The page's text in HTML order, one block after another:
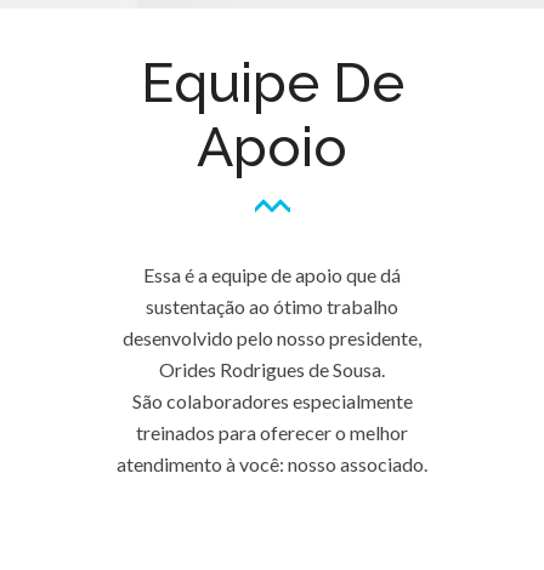
Equipe De
Apoio
Essa é a equipe de apoio que dá
sustentação ao ótimo trabalho
desenvolvido pelo nosso presidente,
Orides Rodrigues de Sousa.
São colaboradores especialmente
treinados para oferecer o melhor
atendimento à você: nosso associado.